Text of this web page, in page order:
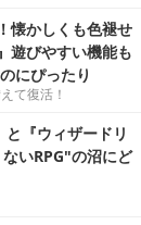
懐かしくも色褪せ
遊びやすい機能も
にぴったり
て復活！
と『ウィザードリ
いRPG"の沼にど